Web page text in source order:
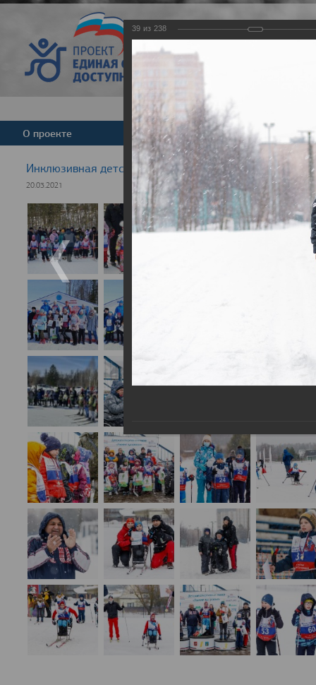
Версия для
О проекте Команда Новости
Инклюзивная детская гонка "Лыжня здоровья" 2021
20.03.2021
39 из 238